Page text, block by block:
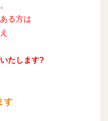
る方は
たします?
す